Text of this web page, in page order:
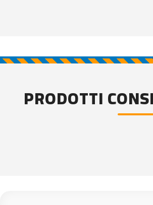
PRODOTTI